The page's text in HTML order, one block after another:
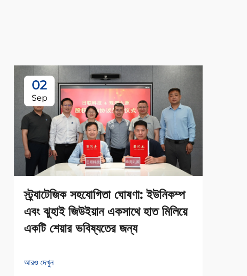
02
Sep
স্ট্র্যাটেজিক সহযোগিতা ঘোষণা: ইউনিকম্প
এবং ঝুহাই জিউইয়ান একসাথে হাত মিলিয়ে
একটি শেয়ার ভবিষ্যতের জন্য
আরও দেখুন